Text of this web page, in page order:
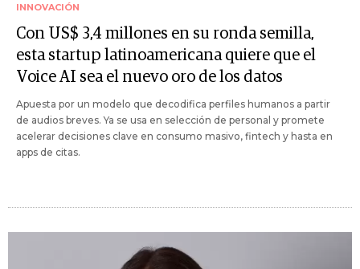
INNOVACIÓN
Con US$ 3,4 millones en su ronda semilla,
esta startup latinoamericana quiere que el
Voice AI sea el nuevo oro de los datos
Apuesta por un modelo que decodifica perfiles humanos a partir
de audios breves. Ya se usa en selección de personal y promete
acelerar decisiones clave en consumo masivo, fintech y hasta en
apps de citas.